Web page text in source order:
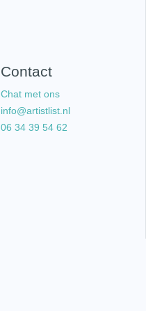
Contact
Chat met ons
info@artistlist.nl
06 34 39 54 62